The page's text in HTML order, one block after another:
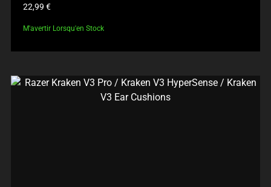
Prix
22,99 €
M'avertir Lorsqu'en Stock